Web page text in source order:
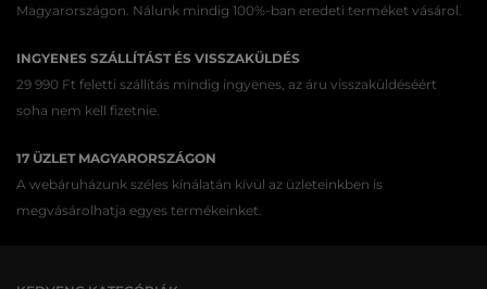
Magyarországon. Nálunk mindig 100%-ban eredeti terméket vásárol.
INGYENES SZÁLLÍTÁST ÉS VISSZAKÜLDÉS
29 990 Ft feletti szállítás mindig ingyenes, az áru visszaküldéséért
soha nem kell fizetnie.
17 ÜZLET MAGYARORSZÁGON
A webáruházunk széles kínálatán kívül az üzleteinkben is
megvásárolhatja egyes termékeinket.